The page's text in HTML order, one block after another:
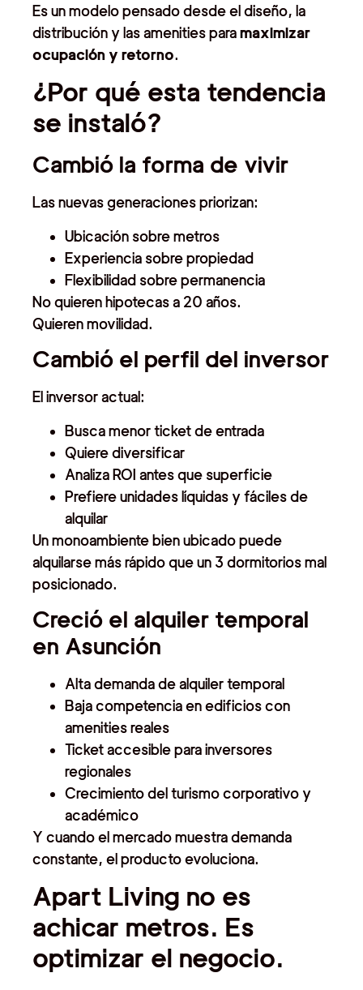
Es un modelo pensado desde el diseño, la
distribución y las amenities paramaximizar
ocupación y retorno.
¿Por qué esta tendencia
se instaló?
Cambió la forma de vivir
Las nuevas generaciones priorizan:
Ubicación sobre metros
Experiencia sobre propiedad
Flexibilidad sobre permanencia
No quieren hipotecas a 20 años.
Quieren movilidad.
Cambió el perfil del inversor
El inversor actual:
Busca menor ticket de entrada
Quiere diversificar
Analiza ROI antes que superficie
Prefiere unidades líquidas y fáciles de
alquilar
Un monoambiente bien ubicado puede
alquilarse más rápido que un 3 dormitorios mal
posicionado.
Creció el alquiler temporal
en Asunción
Alta demanda de alquiler temporal
Baja competencia en edificios con
amenities reales
Ticket accesible para inversores
regionales
Crecimiento del turismo corporativo y
académico
Y cuando el mercado muestra demanda
constante, el producto evoluciona.
Apart Living no es
achicar metros. Es
optimizar el negocio.